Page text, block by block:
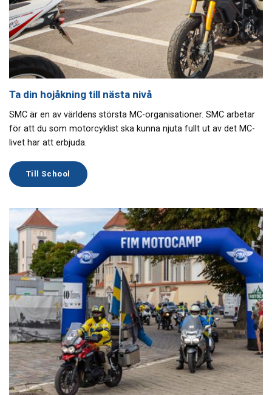
Ta din hojåkning till nästa nivå
SMC är en av världens största MC-organisationer. SMC arbetar
för att du som motorcyklist ska kunna njuta fullt ut av det MC-
livet har att erbjuda.
Till School